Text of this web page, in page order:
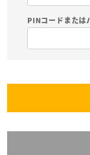
必
須
PINコードまたは